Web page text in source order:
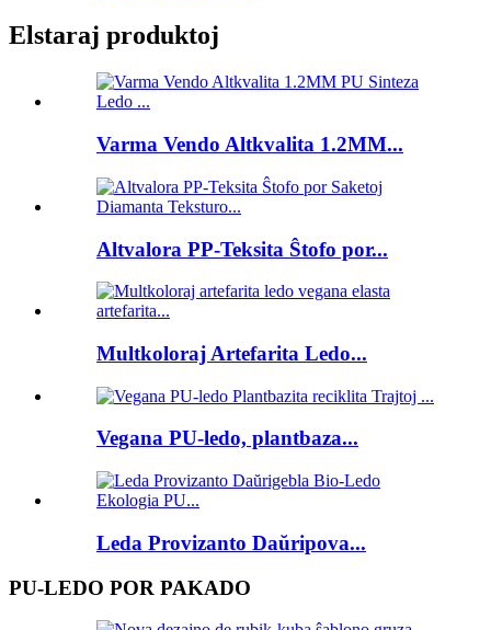
Elstaraj produktoj
Varma Vendo Altkvalita 1.2MM...
Altvalora PP-Teksita Ŝtofo por...
Multkoloraj Artefarita Ledo...
Vegana PU-ledo, plantbaza...
Leda Provizanto Daŭripova...
PU-LEDO POR PAKADO